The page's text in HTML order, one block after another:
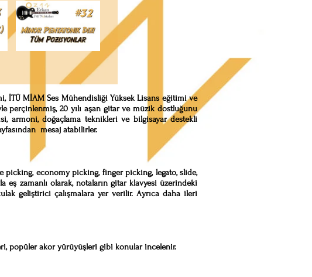
İTÜ MİAM Ses Mühendisliği Yüksek Lisans eğitimi ve
perçinlenmiş, 20 yılı aşan gitar ve müzik dostluğunu
armoni, doğaçlama teknikleri ve bilgisayar destekli
mesaj atabilirler.
picking, economy picking, finger picking, legato, slide,
eş zamanlı olarak, notaların gitar klavyesi üzerindeki
geliştirici çalışmalara yer verilir. Ayrıca daha ileri
popüler akor yürüyüşleri gibi konular incelenir.